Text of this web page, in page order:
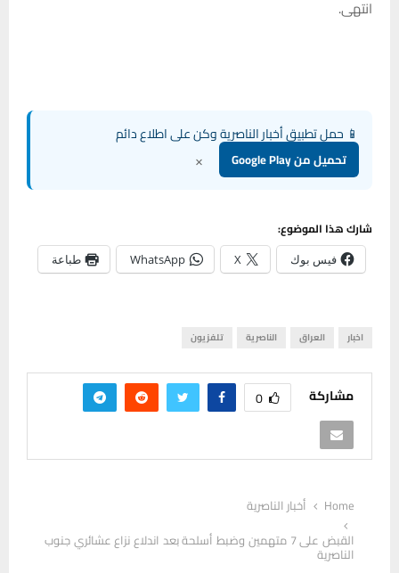
انتهى.
📱 حمل تطبيق أخبار الناصرية وكن على اطلاع دائم
تحميل من Google Play ×
شارك هذا الموضوع:
فيس بوك X
WhatsApp طباعة
اخبار العراق الناصرية تلفزيون
مشاركة 0
Home
أخبار الناصرية
القبض على 7 متهمين وضبط أسلحة بعد اندلاع نزاع عشائري جنوب
الناصرية